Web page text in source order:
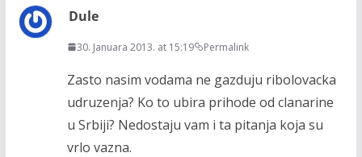
Dule
30. Januara 2013. at 15:19 Permalink
Zasto nasim vodama ne gazduju ribolovacka
udruzenja? Ko to ubira prihode od clanarine
u Srbiji? Nedostaju vam i ta pitanja koja su
vrlo vazna.